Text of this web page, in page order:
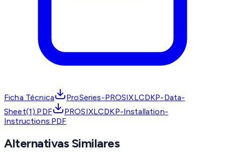
Ficha Técnica
ProSeries-PROSIXLCDKP-Data-
Sheet(1).PDF
PROSIXLCDKP-Installation-
Instructions.PDF
Alternativas Similares